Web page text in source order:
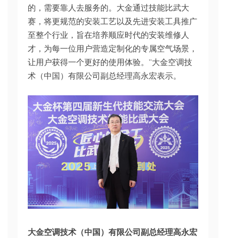
的，需要靠人去服务的。大金通过技能比武大
赛，将更规范的安装工艺以及先进安装工具推广
至整个行业，旨在培养顺应时代的安装维修人
才，为每一位用户营造定制化的专属空气场景，
让用户获得一个更好的使用体验。”大金空调技
术（中国）有限公司副总经理高永宏表示。
大金空调技术（中国）有限公司副总经理高永宏